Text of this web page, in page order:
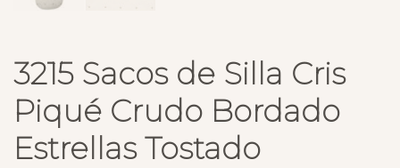
3215 Sacos de Silla Cris
Piqué Crudo Bordado
Estrellas Tostado